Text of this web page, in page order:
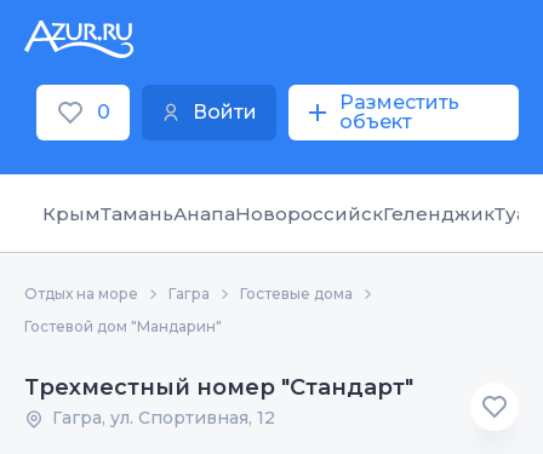
0 Войти
Разместить
объект
КрымТаманьАнапаНовороссийскГеленджик
Отдых на море Гагра
Гостевые дома
Гостевой дом "Мандарин"
Трехместный номер "Стандарт"
Гагра, ул. Спортивная, 12